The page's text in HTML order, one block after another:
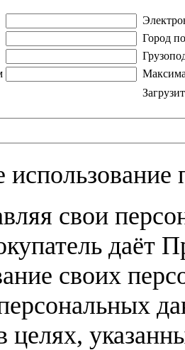
Город
свои
даёт
своих
целях,